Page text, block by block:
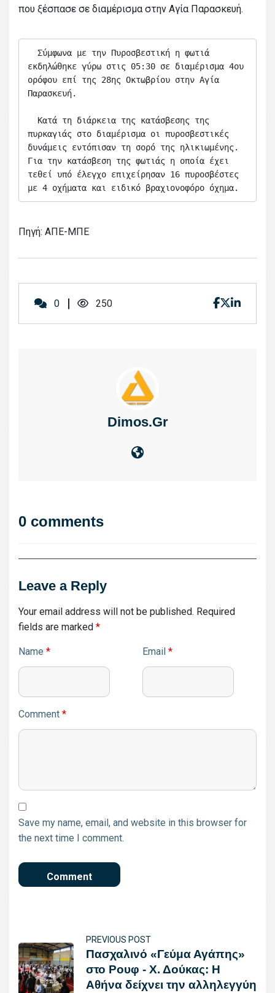
που ξέσπασε σε διαμέρισμα στην Αγία Παρασκευή.
εκδηλώθηκε γύρω στις 05:30 σε διαμέρισμα 4ου
ορόφου επί της 28ης Οκτωβρίου στην Αγία
Παρασκευή.
πυρκαγιάς στο διαμέρισμα οι πυροσβεστικές
δυνάμεις εντόπισαν τη σορό της ηλικιωμένης.
Για την κατάσβεση της φωτιάς η οποία έχει
τεθεί υπό έλεγχο επιχείρησαν 16 πυροσβέστες
με 4 οχήματα και ειδικό βραχιονοφόρο όχημα.
Πηγή: ΑΠΕ-ΜΠΕ
0 250
Dimos.gr
0 comments
Leave a Reply
Your email address will not be published. Required
fields are marked *
Name * Email *
Comment *
Save my name, email, and website in this browser for
the next time I comment.
PREVIOUS POST
Πασχαλινό «Γεύμα Αγάπης»
στο Ρουφ - Χ. Δούκας: Η
Αθήνα δείχνει την αλληλεγγύη